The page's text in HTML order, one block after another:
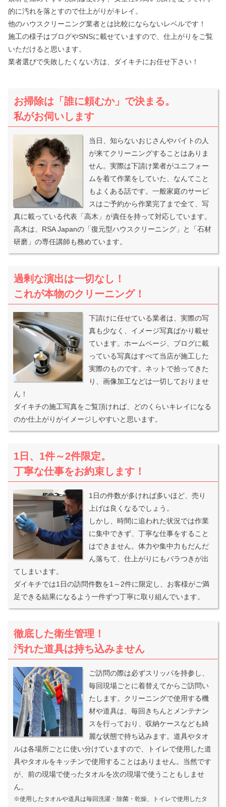
的に汚れを落とすので仕上がりがキレイ。
他のハウスクリーニング業者とは比較にならないレベルです！
施工の様子はブログやSNSに載せていますので、仕上がりをご覧
いただけると思います。
業者選びで失敗したくない方は、ダイキチにお任せ下さい！
お掃除は「誰に頼むか」で決まる。
私がお伺いします
当日、知らないおじさんやバイトの人
が来てクリーニングすることはありま
せん。実際は下請け業者がユニフォー
ムを着て作業をしていた、なんてこと
もよくある話です。一般家庭のサービ
スはご予約から作業完了まで全て、写
真に載っている代表「高木」が責任を持って対応しています。
高木は、RSA Japanの「復元型ハウスクリーニング」と「石材
研磨」の専任講師も務めています。
過剰な演出は一切なし！
これが本物のクリーニング！
下請けに任せている業者は、実際の写
真も少なく、イメージ写真ばかり載せ
ています。ホームページ、ブログに載
っている写真はすべて当店が施工した
実際のものです。ネットで拾ってきた
り、画像加工などは一切しておりませ
ん！
ダイキチの施工写真をご覧頂ければ、どのくらいキレイになる
のか仕上がりがイメージしやすいと思います。
1日、1件～2件限定。
丁寧な仕事をお約束します！
1日の件数が多ければ多いほど、売り
上げは良くなるでしょう。
しかし、時間に追われた状況では作業
に集中できず、丁寧な仕事をすること
はできません。体力や集中力もだんだ
ん落ちて、仕上がりにもバラつきが出
てしまいます。
ダイキチでは1日の訪問件数を1～2件に限定し、お客様がご満
足できる結果になるよう一件ずつ丁寧に取り組んでいます。
徹底した衛生管理！
汚れた道具は持ち込みません
ご訪問の際は必ずスリッパを持参し、
毎回現場ごとに着替えてからご訪問い
たします。クリーニングで使用する機
材や道具は、毎回きちんとメンテナン
スを行っており、収納ケースなども綺
麗な状態で持ち込みます。道具やタオ
ルは各場所ごとに使い分けていますので、トイレで使用した道
具やタオルをキッチンで使用することはありません。当然です
が、前の現場で使ったタオルを次の現場で使うこともしませ
ん。
※使用したタオルや道具は毎回洗濯・除菌・乾燥、トイレで使用したタ